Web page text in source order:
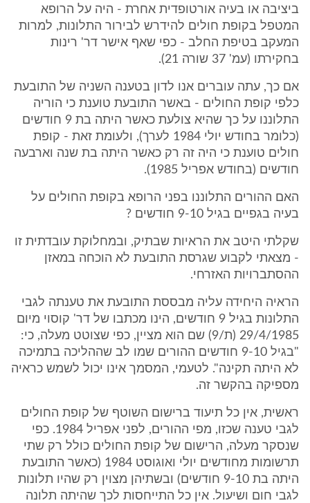
ביציבה או בעיה אורטופדית אחרת - היה על הרופא
המטפל בקופת חולים להידרש לבירור התלונות, למרות
המעקב בטיפת החלב - כפי שאף אישר דר' רינות
בחקירתו (עמ' 37 שורה 21).
אם כך, עתה עוברים אנו לדון בטענה השניה של התובעת
כלפי קופת החולים - באשר התובעת טוענת כי הוריה
התלוננו על כך שהיא צולעת כאשר היתה בת 9 חודשים
(כלומר בחודש יולי 1984 לערך), ולעומת זאת - קופת
חולים טוענת כי היה זה רק כאשר היתה בת שנה וארבעה
חודשים (בחודש אפריל 1985).
האם ההורים התלוננו בפני הרופא בקופת החולים על
בעיה בגפיים בגיל 9-10 חודשים ?
שקלתי היטב את הראיות שבתיק, ובמחלוקת עובדתית זו
- מצאתי לקבוע שגרסת התובעת לא הוכחה במאזן
ההסתברויות האזרחי.
הראיה היחידה עליה מבססת התובעת את טענתה לגבי
התלונות בגיל 9 חודשים, הינו מכתבו של דר' קוסוי מיום
29/4/1985 (ת/9) שם הוא מציין, כפי שצוטט מעלה, כי:
"בגיל 9-10 חודשים ההורים שמו לב שההליכה בתמיכה
לא היתה תקינה". לטעמי, המסמך אינו יכול לשמש כראיה
מספיקה בהקשר זה.
ראשית, אין כל תיעוד ברישום השוטף של קופת החולים
לגבי טענה שכזו, מפי ההורים, לפני אפריל 1984. כפי
שנסקר מעלה, הרישום של קופת החולים כולל רק שתי
תרשומות מחודשים יולי ואוגוסט 1984 (כאשר התובעת
היתה בת 9-10 חודשים) ובשתיהן מצוין רק שהיו תלונות
לגבי חום ושיעול. אין כל התייחסות לכך שהיתה תלונה